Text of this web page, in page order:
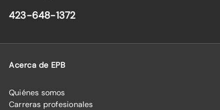
423-648-1372
Acerca de EPB
Quiénes somos
Carreras profesionales